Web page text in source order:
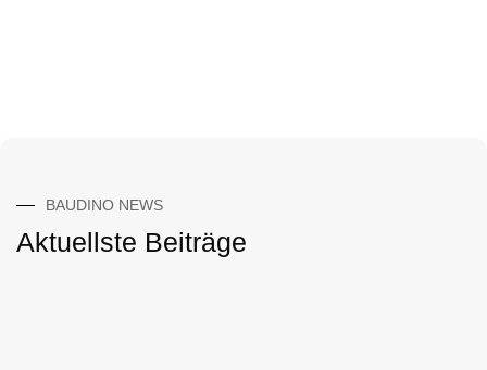
BAUDINO NEWS
Aktuellste Beiträge